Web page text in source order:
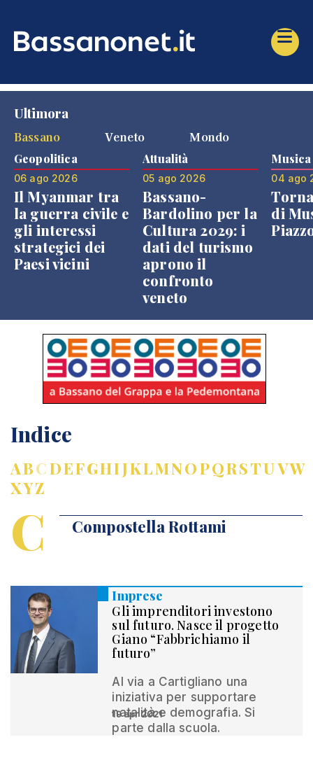
Ultimora
Bassano
Veneto Mondo
Geopolitica
06 ago 2026
Il Myanmar tra
la guerra civile e
gli interessi
strategici dei
Paesi vicini
Attualità
05 ago 2026
Bassano-
Bardolino per la
Cultura 2029: i
dati del turismo
aprono il
confronto
veneto
Musica
04 ago
di
Indice
ABCDEFGHIJKLMNOPQRSTUVW
XYZ
C Compostella Rottami
Imprese
Gli imprenditori investono
sul futuro. Nasce il progetto
Giano “Fabbrichiamo il
futuro”
Al via a Cartigliano una
iniziativa per supportare
natalità e demografia. Si
parte dalla scuola.
19 apr 2021